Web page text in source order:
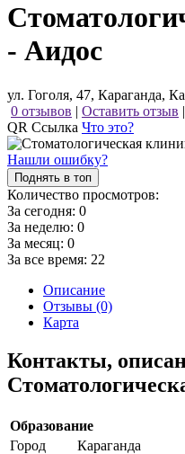
- Аидос
ул. Гоголя, 47, Караганда,
0 отзывов | Оставить отзыв |
QR Ссылка Что это?
Нашли ошибку?
Поднять в топ
Количество просмотров:
За сегодня: 0
За неделю: 0
За месяц: 0
За все время: 22
Описание
Отзывы (0)
Карта
Контакты,
Образование
Город
Караганда